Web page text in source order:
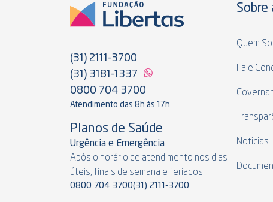
(31) 2111-3700
(31) 3181-1337
0800 704 3700
Atendimento das 8h às 17h
Planos de Saúde
Urgência e Emergência
Após o horário de atendimento nos dias
úteis, finais de semana e feriados
0800 704 3700(31) 2111-3700
Sobre
Quem
Fale
Notícias